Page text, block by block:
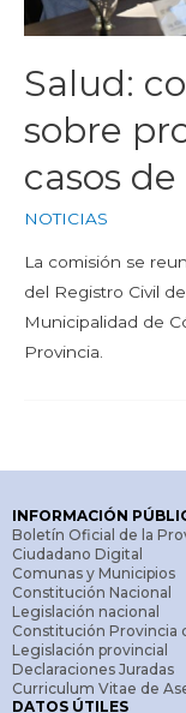
Salud:
sobre
casos
NOTICIAS
La comisión se
del Registro Civil
Municipalidad de
Provincia.
INFORMACIÓN
Boletín Oficial de la
Ciudadano Digital
Comunas y Municipios
Constitución Nacional
Legislación nacional
Constitución Provincia
Legislación provincial
Declaraciones Juradas
Curriculum Vitae de
DATOS ÚTILES